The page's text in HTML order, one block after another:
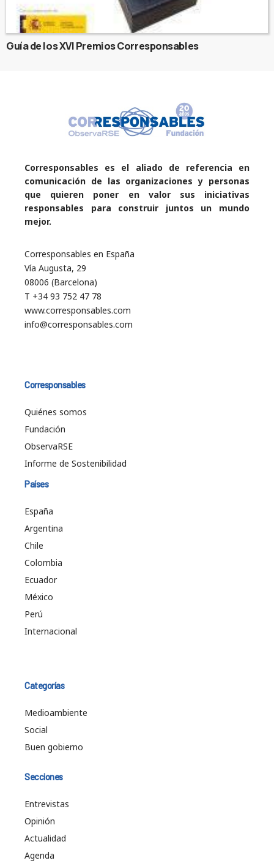
Guía de los XVI Premios Corresponsables
Corresponsables es el aliado de referencia en
comunicación de las organizaciones y personas
que quieren poner en valor sus iniciativas
responsables para construir juntos un mundo
mejor.
Corresponsables en España
Vía Augusta, 29
08006 (Barcelona)
T +34 93 752 47 78
www.corresponsables.com
info@corresponsables.com
Corresponsables
Quiénes somos
Fundación
ObservaRSE
Informe de Sostenibilidad
Países
España
Argentina
Chile
Colombia
Ecuador
México
Perú
Internacional
Categorías
Medioambiente
Social
Buen gobierno
Secciones
Entrevistas
Opinión
Actualidad
Agenda